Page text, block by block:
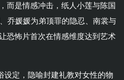
而是情感冲击，纸人小莲与陈国
乔媛媛为弟顶罪的隐忍、南裳与
恐怖片首次在情感维度达到艺术
设定，隐喻封建礼教对女性的物